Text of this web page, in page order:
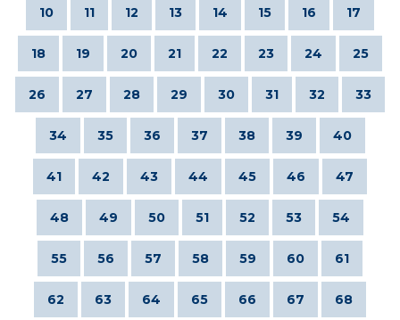
10 11 12 13 14 15 16 17
18 19 20 21 22 23 24 25
26 27 28 29 30 31 32 33
34 35 36 37 38 39 40
41 42 43 44 45 46 47
48 49 50 51 52 53 54
55 56 57 58 59 60 61
62 63 64 65 66 67 68